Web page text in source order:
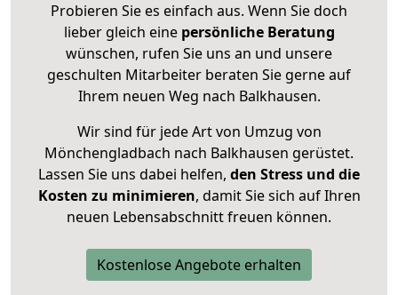
Probieren Sie es einfach aus. Wenn Sie doch
lieber gleich eine persönliche Beratung
wünschen, rufen Sie uns an und unsere
geschulten Mitarbeiter beraten Sie gerne auf
Ihrem neuen Weg nach Balkhausen.
Wir sind für jede Art von Umzug von
Mönchengladbach nach Balkhausen gerüstet.
Lassen Sie uns dabei helfen, den Stress und die
Kosten zu minimieren, damit Sie sich auf Ihren
neuen Lebensabschnitt freuen können.
Kostenlose Angebote erhalten